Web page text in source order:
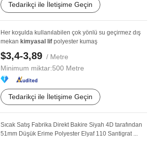
Tedarikçi ile İletişime Geçin
Her koşulda kullanılabilen çok yönlü su geçirmez dış
mekan kimyasal lif polyester kumaş
$3,4-3,89 / Metre
Minimum miktar:500 Metre
Tedarikçi ile İletişime Geçin
Sıcak Satış Fabrika Direkt Bakire Siyah 4D tarafından
51mm Düşük Erime Polyester Elyaf 110 Santigrat ...